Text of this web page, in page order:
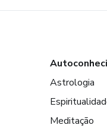
Astrologia
Meditação